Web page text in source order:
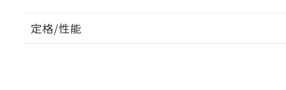
定格/性能